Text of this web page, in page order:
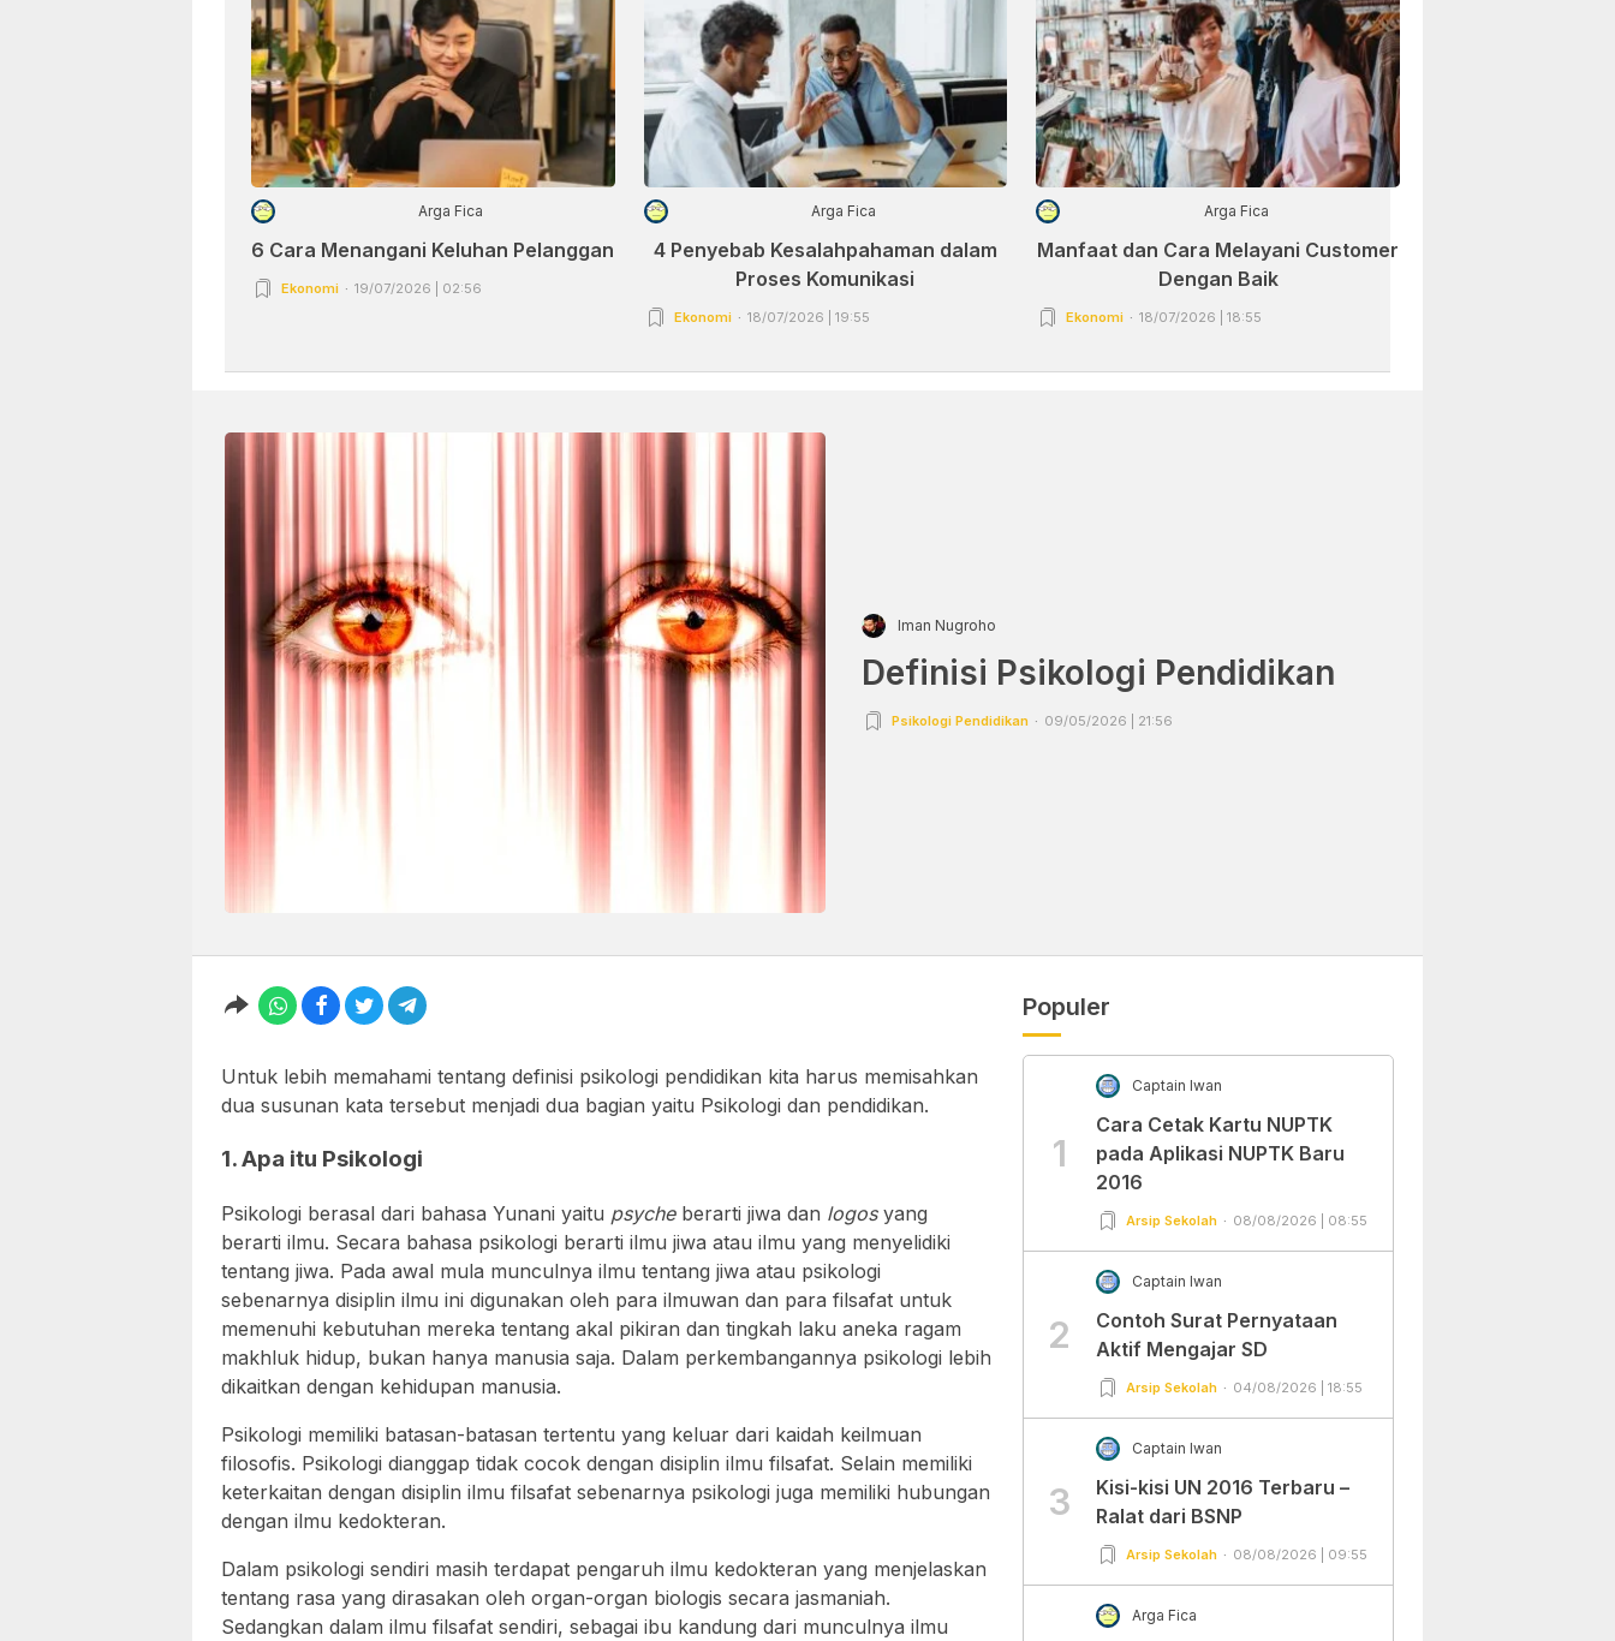
Arga Fica
6 Cara Menangani Keluhan Pelanggan
Ekonomi 19/07/2026 | 02:56
Arga Fica
4 Penyebab Kesalahpahaman dalam
Proses Komunikasi
Ekonomi 18/07/2026 | 19:55
Arga Fica
Manfaat dan Cara Melayani Customer
Dengan Baik
Ekonomi 18/07/2026 | 18:55
Iman Nugroho
Definisi Psikologi Pendidikan
Psikologi Pendidikan 09/05/2026 | 21:56
Untuk lebih memahami tentang definisi psikologi pendidikan kita harus memisahkan
dua susunan kata tersebut menjadi dua bagian yaitu Psikologi dan pendidikan.
1. Apa itu Psikologi
Psikologi berasal dari bahasa Yunani yaitu psycheberarti jiwa dan logosyang
berarti ilmu. Secara bahasa psikologi berarti ilmu jiwa atau ilmu yang menyelidiki
tentang jiwa. Pada awal mula munculnya ilmu tentang jiwa atau psikologi
sebenarnya disiplin ilmu ini digunakan oleh para ilmuwan dan para filsafat untuk
memenuhi kebutuhan mereka tentang akal pikiran dan tingkah laku aneka ragam
makhluk hidup, bukan hanya manusia saja. Dalam perkembangannya psikologi lebih
dikaitkan dengan kehidupan manusia.
Psikologi memiliki batasan-batasan tertentu yang keluar dari kaidah keilmuan
filosofis. Psikologi dianggap tidak cocok dengan disiplin ilmu filsafat. Selain memiliki
keterkaitan dengan disiplin ilmu filsafat sebenarnya psikologi juga memiliki hubungan
dengan ilmu kedokteran.
Dalam psikologi sendiri masih terdapat pengaruh ilmu kedokteran yang menjelaskan
tentang rasa yang dirasakan oleh organ-organ biologis secara jasmaniah.
Sedangkan dalam ilmu filsafat sendiri, sebagai ibu kandung dari munculnya ilmu
Populer
1
Captain Iwan
Cara Cetak Kartu NUPTK
pada Aplikasi NUPTK Baru
2016
Arsip Sekolah 08/08/2026 | 08:55
2
Captain Iwan
Contoh Surat Pernyataan
Aktif Mengajar SD
Arsip Sekolah 04/08/2026 | 18:55
3
Captain Iwan
Kisi-kisi UN 2016 Terbaru –
Ralat dari BSNP
Arsip Sekolah 08/08/2026 | 09:55
Arga Fica